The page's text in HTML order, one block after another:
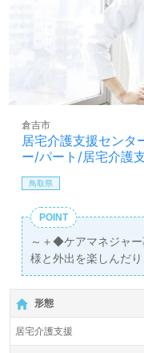
居宅介護支援センタ
ー/パート/居宅介護
倉吉市
鳥取県
POINT
～＋◆ケアマネジャ
様と外出を楽しんだ
を作ったりと、様々
と職員がともに楽し
です♪
形態
居宅介護支援